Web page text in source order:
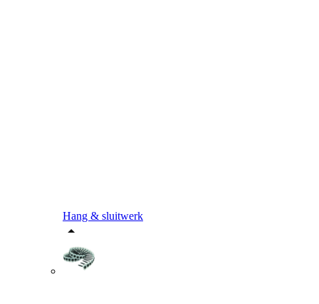
Hang & sluitwerk